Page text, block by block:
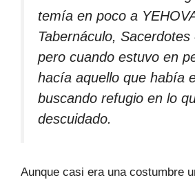
temía en poco a
Tabernáculo, Sacerdotes
pero cuando estuvo en
hacía aquello que había
buscando refugio en lo
descuidado.
Aunque casi era una costumbre